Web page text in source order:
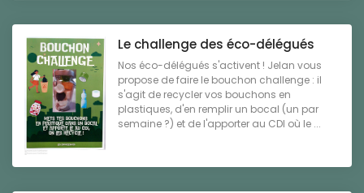
Le challenge des éco-délégués
Nos éco-délégués s'activent ! Jelan vous
propose de faire le bouchon challenge : il
s'agit de recycler vos bouchons en
plastiques, d'en remplir un bocal (un par
semaine ?) et de l'apporter au CDI où le ...